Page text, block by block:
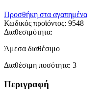
Προσθήκη στα αγαπημένα
Κωδικός προϊόντος: 9548
Διαθεσιμότητα:
Άμεσα διαθέσιμο
Διαθέσιμη ποσότητα: 3
Περιγραφή